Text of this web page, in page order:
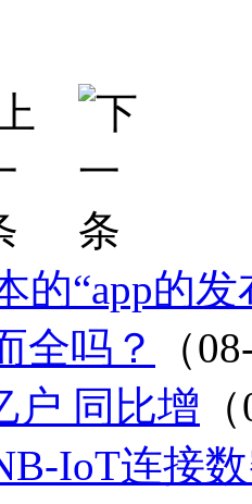
的“app的发
全吗？
（
户 同比增
IoT连接